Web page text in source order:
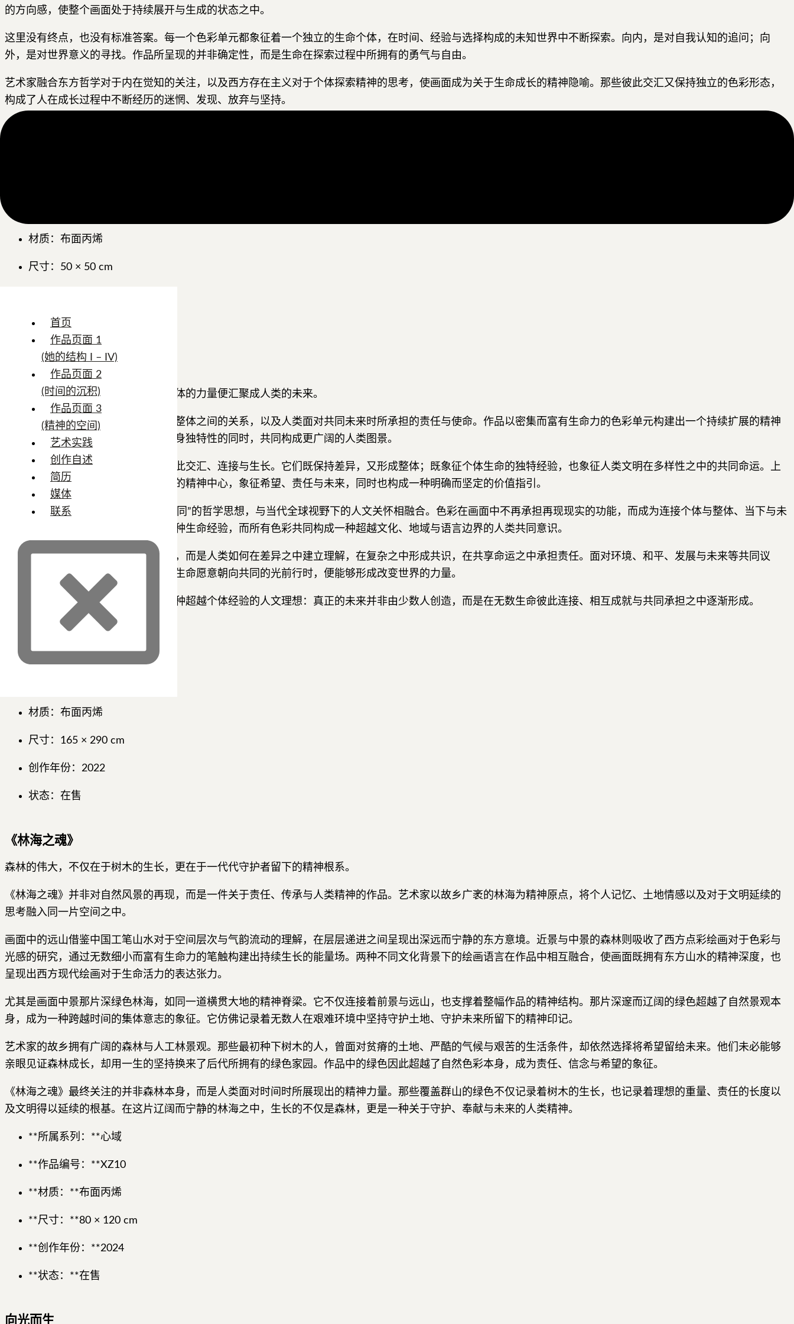
首页
作品页面 1
(她的结构 I – IV)
作品页面 2
(时间的沉积)
作品页面 3
(精神的空间)
艺术实践
创作自述
简历
媒体
联系
的方向感，使整个画面处于持续展开与生成的状态之中。
这里没有终点，也没有标准答案。每一个色彩单元都象征着一个独立的生命个体，在时间、经验与选择构成的未知世界中不断探索。向内，是对自我认知的追问；向
外，是对世界意义的寻找。作品所呈现的并非确定性，而是生命在探索过程中所拥有的勇气与自由。
艺术家融合东方哲学对于内在觉知的关注，以及西方存在主义对于个体探索精神的思考，使画面成为关于生命成长的精神隐喻。那些彼此交汇又保持独立的色彩形态，
构成了人在成长过程中不断经历的迷惘、发现、放弃与坚持。
材质：布面丙烯
尺寸：50 × 50 cm
状态：在售
《人类命运共同体》
当不同的生命朝向共同的光前行，个体的力量便汇聚成人类的未来。
《人类命运共同体》探讨的是个体与整体之间的关系，以及人类面对共同未来时所承担的责任与使命。作品以密集而富有生命力的色彩单元构建出一个持续扩展的精神
场域，使每一个独立的存在在保持自身独特性的同时，共同构成更广阔的人类图景。
画面中，无数色彩丰富的生命形态彼此交汇、连接与生长。它们既保持差异，又形成整体；既象征个体生命的独特经验，也象征人类文明在多样性之中的共同命运。上
方逐渐扩展的光明空间成为整个作品的精神中心，象征希望、责任与未来，同时也构成一种明确而坚定的价值指引。
艺术家将东方关于“天下一家”“和而不同”的哲学思想，与当代全球视野下的人文关怀相融合。色彩在画面中不再承担再现现实的功能，而成为连接个体与整体、当下与未
来的精神语言。每一种颜色都代表一种生命经验，而所有色彩共同构成一种超越文化、地域与语言边界的人类共同意识。
作品所关注的并非抽象意义上的群体，而是人类如何在差异之中建立理解，在复杂之中形成共识，在共享命运之中承担责任。面对环境、和平、发展与未来等共同议
题，个体的力量或许有限，但当无数生命愿意朝向共同的光前行时，便能够形成改变世界的力量。
《人类命运共同体》最终呈现的是一种超越个体经验的人文理想：真正的未来并非由少数人创造，而是在无数生命彼此连接、相互成就与共同承担之中逐渐形成。
作品名称：《人类命运共同体》
材质：布面丙烯
尺寸：165 × 290 cm
创作年份：2022
状态：在售
《林海之魂》
森林的伟大，不仅在于树木的生长，更在于一代代守护者留下的精神根系。
《林海之魂》并非对自然风景的再现，而是一件关于责任、传承与人类精神的作品。艺术家以故乡广袤的林海为精神原点，将个人记忆、土地情感以及对于文明延续的
思考融入同一片空间之中。
画面中的远山借鉴中国工笔山水对于空间层次与气韵流动的理解，在层层递进之间呈现出深远而宁静的东方意境。近景与中景的森林则吸收了西方点彩绘画对于色彩与
光感的研究，通过无数细小而富有生命力的笔触构建出持续生长的能量场。两种不同文化背景下的绘画语言在作品中相互融合，使画面既拥有东方山水的精神深度，也
呈现出西方现代绘画对于生命活力的表达张力。
尤其是画面中景那片深绿色林海，如同一道横贯大地的精神脊梁。它不仅连接着前景与远山，也支撑着整幅作品的精神结构。那片深邃而辽阔的绿色超越了自然景观本
身，成为一种跨越时间的集体意志的象征。它仿佛记录着无数人在艰难环境中坚持守护土地、守护未来所留下的精神印记。
艺术家的故乡拥有广阔的森林与人工林景观。那些最初种下树木的人，曾面对贫瘠的土地、严酷的气候与艰苦的生活条件，却依然选择将希望留给未来。他们未必能够
亲眼见证森林成长，却用一生的坚持换来了后代所拥有的绿色家园。作品中的绿色因此超越了自然色彩本身，成为责任、信念与希望的象征。
《林海之魂》最终关注的并非森林本身，而是人类面对时间时所展现出的精神力量。那些覆盖群山的绿色不仅记录着树木的生长，也记录着理想的重量、责任的长度以
及文明得以延续的根基。在这片辽阔而宁静的林海之中，生长的不仅是森林，更是一种关于守护、奉献与未来的人类精神。
**所属系列：**心域
**作品编号：**XZ10
**材质：**布面丙烯
**尺寸：**80 × 120 cm
**创作年份：**2024
**状态：**在售
向光而生